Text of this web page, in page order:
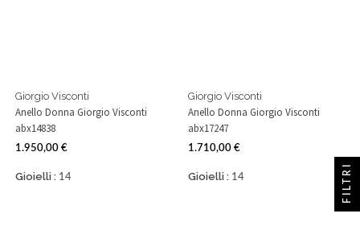
Giorgio Visconti
Anello Donna Giorgio Visconti
abx14838
Prezzo
1.950,00 €
Gioielli : 14
Giorgio Visconti
Anello Donna Giorgio Visconti
abx17247
Prezzo
1.710,00 €
Gioielli : 14 FILTRI